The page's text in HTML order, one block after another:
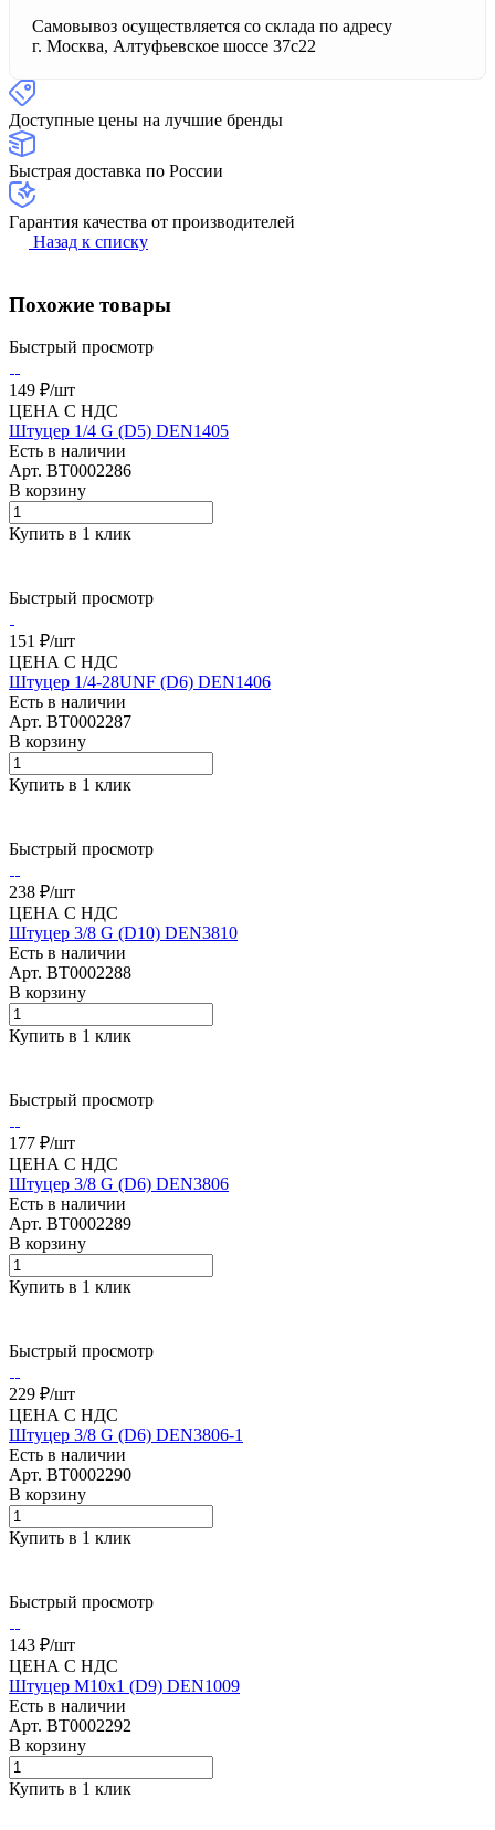
Самовывоз осуществляется со склада по адресу
г. Москва, Алтуфьевское шоссе 37с22
Доступные цены на лучшие бренды
Быстрая доставка по России
Гарантия качества от производителей
Назад к списку
Похожие товары
Быстрый просмотр
149 ₽/шт
ЦЕНА С НДС
Штуцер 1/4 G (D5) DEN1405
Есть в наличии
Арт. BT0002286
В корзину
Купить в 1 клик
Быстрый просмотр
151 ₽/шт
ЦЕНА С НДС
Штуцер 1/4-28UNF (D6) DEN1406
Есть в наличии
Арт. BT0002287
В корзину
Купить в 1 клик
Быстрый просмотр
238 ₽/шт
ЦЕНА С НДС
Штуцер 3/8 G (D10) DEN3810
Есть в наличии
Арт. BT0002288
В корзину
Купить в 1 клик
Быстрый просмотр
177 ₽/шт
ЦЕНА С НДС
Штуцер 3/8 G (D6) DEN3806
Есть в наличии
Арт. BT0002289
В корзину
Купить в 1 клик
Быстрый просмотр
229 ₽/шт
ЦЕНА С НДС
Штуцер 3/8 G (D6) DEN3806-1
Есть в наличии
Арт. BT0002290
В корзину
Купить в 1 клик
Быстрый просмотр
143 ₽/шт
ЦЕНА С НДС
Штуцер М10x1 (D9) DEN1009
Есть в наличии
Арт. BT0002292
В корзину
Купить в 1 клик